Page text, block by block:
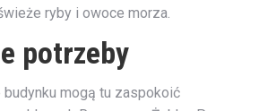
ryby i owoce morza.
potrzeby
mogą tu zaspokoić